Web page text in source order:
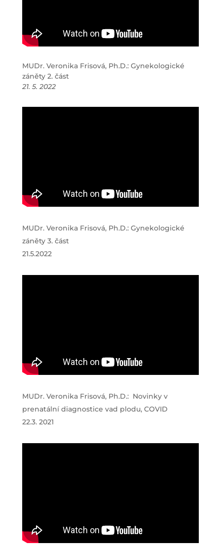
MUDr. Veronika Frisová, Ph.D.: Gynekologické
záněty 2. část
21. 5. 2022
MUDr. Veronika Frisová, Ph.D.: Gynekologické
záněty 3. část
21.5.2022
MUDr. Veronika Frisová, Ph.D.: Novinky v
prenatální diagnostice vad plodu, COVID
22.3. 2021